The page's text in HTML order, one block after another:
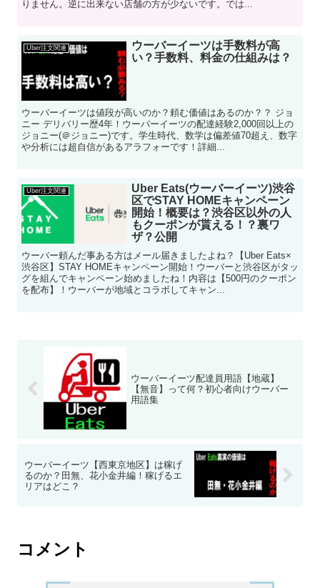
りません。逆に出来ない店舗の方が少ないです。では...
Uber注文関連
ウーバーイーツは手数料が高
い？手数料、料金の仕組みは？
ウーバーイーツは値段が高いのか？頼む価値はあるのか？？ ジョ
ニー デリバリー歴4年！ウーバーイーツの配達経験2,000回以上の
ジョニー(＠ジョニー)です。学生時代、数学は偏差値70超え、数字
や分析には超自信があるアラフォーです！詳細...
Uber注文関連
Uber Eats(ウーバーイーツ)渋谷
区でSTAY HOMEキャンペーン
開始！概要は？渋谷区以外の人
もクーポンが貰える！？裏ワ
ザ？公開
ウーバー頼んだ事ある方はメール届きましたよね？【Uber Eats×
渋谷区】STAY HOMEキャンペーン開始！ウーバーと渋谷区がタッ
グを組んでキャンペーン始めましたね！内容は【500円のクーポン
を配布】！ウーバーが地域とコラボしてキャン...
ウーバーイーツ配達員用語【地蔵】
【無音】って何？初心者向けウーバー
用語集
ウーバーイーツ【西東京地区】は稼げ
るのか？田無、花小金井編！稼げるエ
リアはどこ？
コメント